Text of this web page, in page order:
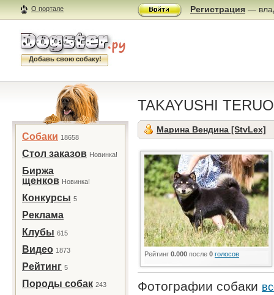
О портале Регистрация —
Добавь свою собаку!
Собаки 18658
Стол заказов Новинка!
Биржа
щенков Новинка!
Конкурсы 5
Реклама
Клубы 615
Видео 1873
Рейтинг 5
Породы собак 243
TAKAYUSHI
Марина Вендина [StvLex]
Рейтинг 0.000 после 0 голосов
Фотографии собаки